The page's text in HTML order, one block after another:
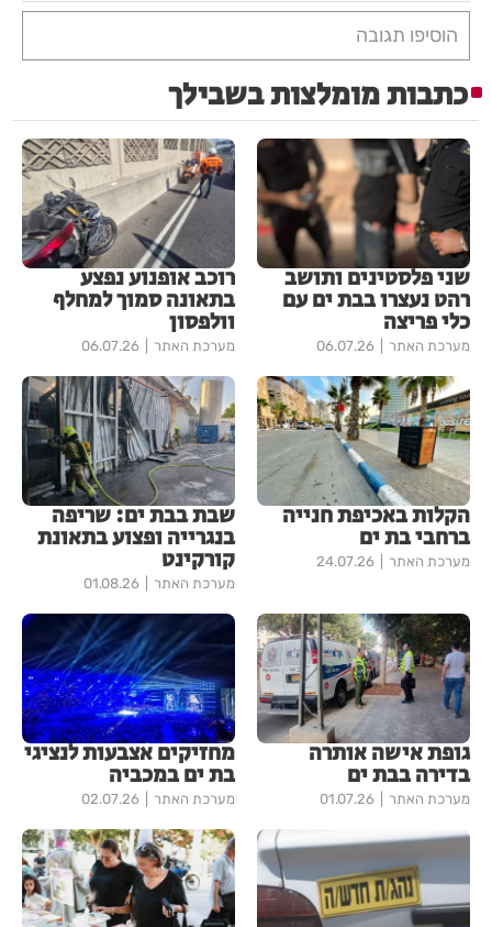
הוסיפו תגובה
כתבות מומלצות בשבילך
שני פלסטינים ותושב
רהט נעצרו בבת ים עם
כלי פריצה
מערכת האתר 06.07.26
רוכב אופנוע נפצע
בתאונה סמוך למחלף
וולפסון
מערכת האתר 06.07.26
הקלות באכיפת חנייה
ברחבי בת ים
מערכת האתר 24.07.26
שבת בבת ים: שריפה
בנגרייה ופצוע בתאונת
קורקינט
מערכת האתר 01.08.26
גופת אישה אותרה
בדירה בבת ים
מערכת האתר 01.07.26
מחזיקים אצבעות לנציגי
בת ים במכביה
מערכת האתר 02.07.26